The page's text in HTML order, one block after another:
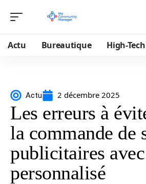
Actu Bureautique High-Tech
Actu 2 décembre 2025
Les erreurs à
la commande de
publicitaires
personnalisé